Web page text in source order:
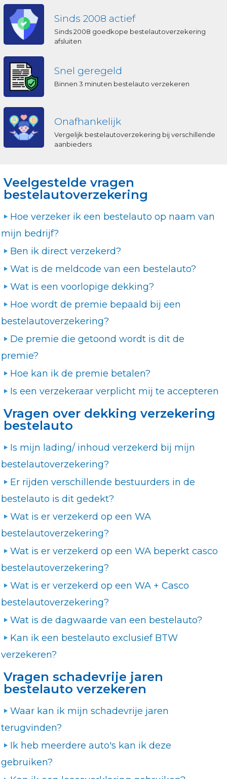
Sinds 2008 actief
Sinds 2008 goedkope bestelautoverzekering
afsluiten
Snel geregeld
Binnen 3 minuten bestelauto verzekeren
Onafhankelijk
Vergelijk bestelautoverzekering bij verschillende
aanbieders
Veelgestelde vragen
bestelautoverzekering
Hoe verzeker ik een bestelauto op naam van
mijn bedrijf?
Ben ik direct verzekerd?
Wat is de meldcode van een bestelauto?
Wat is een voorlopige dekking?
Hoe wordt de premie bepaald bij een
bestelautoverzekering?
De premie die getoond wordt is dit de
premie?
Hoe kan ik de premie betalen?
Is een verzekeraar verplicht mij te accepteren
Vragen over dekking verzekering
bestelauto
Is mijn lading/ inhoud verzekerd bij mijn
bestelautoverzekering?
Er rijden verschillende bestuurders in de
bestelauto is dit gedekt?
Wat is er verzekerd op een WA
bestelautoverzekering?
Wat is er verzekerd op een WA beperkt casco
bestelautoverzekering?
Wat is er verzekerd op een WA + Casco
bestelautoverzekering?
Wat is de dagwaarde van een bestelauto?
Kan ik een bestelauto exclusief BTW
verzekeren?
Vragen schadevrije jaren
bestelauto verzekeren
Waar kan ik mijn schadevrije jaren
terugvinden?
Ik heb meerdere auto's kan ik deze
gebruiken?